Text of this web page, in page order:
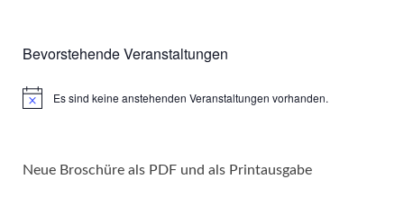
Bevorstehende Veranstaltungen
HinweisEs sind keine anstehenden Veranstaltungen vorhanden.
Neue Broschüre als PDF und als Printausgabe